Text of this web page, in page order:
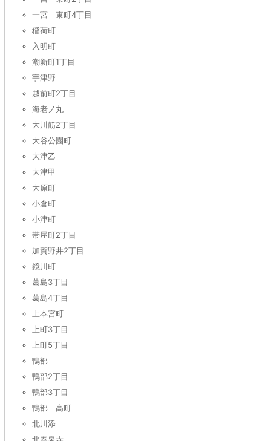
一宮 東町4丁目
稲荷町
入明町
潮新町1丁目
宇津野
越前町2丁目
海老ノ丸
大川筋2丁目
大谷公園町
大津乙
大津甲
大原町
小倉町
小津町
帯屋町2丁目
加賀野井2丁目
鏡川町
葛島3丁目
葛島4丁目
上本宮町
上町3丁目
上町5丁目
鴨部
鴨部2丁目
鴨部3丁目
鴨部 高町
北川添